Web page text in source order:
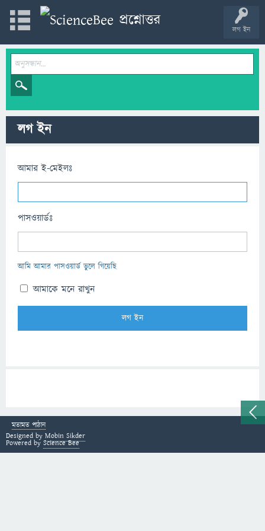
লগ ইন
লগ ইন
আমার ই-মেইলঃ
পাসওয়ার্ডঃ
আমি আমার পাসওয়ার্ড ভুলে গিয়েছি
আমাকে মনে রাখুন
মতামত পাঠান
Designed by Mobin Sikder
Powered by Science Bee